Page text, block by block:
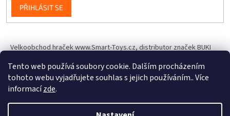
Tento web používá soubory cookie. Dalším procházením
tohoto webu vyjadřujete souhlas s jejich používáním.. Více
informacízde.
PŘIHLÁSIT SE
Velkoobchod hraček www.Smart-Toys.cz, distributor značek BUKI